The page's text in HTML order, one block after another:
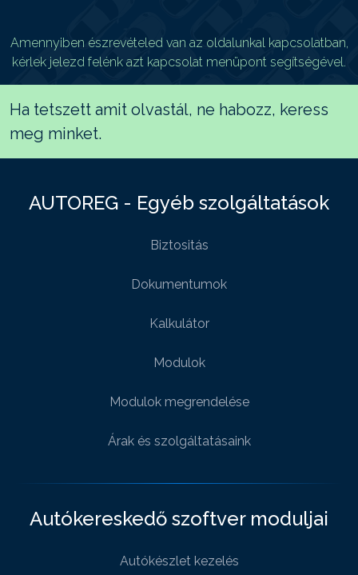
Amennyiben észrevételed van az oldalunkal kapcsolatban,
kérlek jelezd felénk azt kapcsolat menüpont segítségével.
Ha tetszett amit olvastál, ne habozz, keress
meg minket.
AUTOREG - Egyéb szolgáltatások
Biztositás
Dokumentumok
Kalkulátor
Modulok
Modulok megrendelése
Árak és szolgáltatásaink
Autókereskedő szoftver moduljai
Autókészlet kezelés